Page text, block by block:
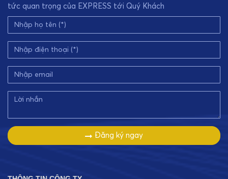
tức quan trọng của EXPRESS tới Quý Khách
Đăng ký ngay